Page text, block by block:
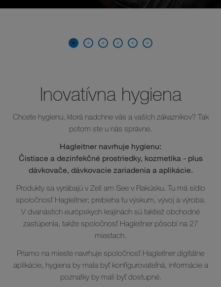
Inovatívna hygiena
Chcete hygienu, ktorá nadchne vás a vašich zákazníkov? Tak
potom ste u nás správne.
Hagleitner navrhuje hygienu:
Čistiace a dezinfekčné prostriedky, kozmetika - plus
dávkovače, dávkovacie zariadenia a aplikácie.
Produkty sa vyrábajú v Zell am See v Rakúsku. Tu má sídlo
spoločnosť Hagleitner; prebieha tu výskum, vývoj a výroba.
V dvanástich európskych krajinách sú taktiež obchodné
zastúpenia, takže spoločnosť Hagleitner pôsobí na 27
miestach.
Priamo na mieste navrhuje spoločnosť Hagleitner digitálne
aplikácie, hygiena by mala byť konfigurovateľná, informácie a
poznatky by mali byť dostupné.